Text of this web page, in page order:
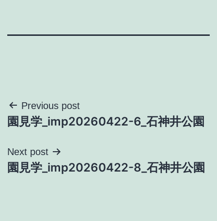
投
稿
ナ
ビ
Previous post
園見学_imp20260422-6_石神井公園
Next post
園見学_imp20260422-8_石神井公園